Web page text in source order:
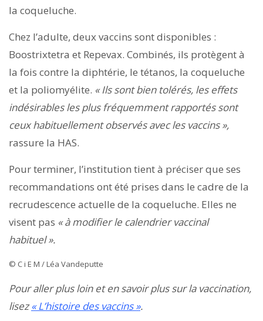
la coqueluche.
Chez l’adulte, deux vaccins sont disponibles :
Boostrixtetra et Repevax. Combinés, ils protègent à
la fois contre la diphtérie, le tétanos, la coqueluche
et la poliomyélite. « Ils sont bien tolérés, les effets
indésirables les plus fréquemment rapportés sont
ceux habituellement observés avec les vaccins»,
rassure la HAS.
Pour terminer, l’institution tient à préciser que ses
recommandations ont été prises dans le cadre de la
recrudescence actuelle de la coqueluche. Elles ne
visent pas « à modifier le calendrier vaccinal
habituel ».
© C i E M / Léa Vandeputte
Pour aller plus loin et en savoir plus sur la vaccination,
lisez« L’histoire des vaccins ».